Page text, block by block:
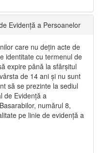
Evidență a Persoanelor
care nu dețin acte de
identitate cu termenul de
expire până la sfârșitul
de 14 ani și nu sunt
să se prezinte la sediul
de Evidență a
numărul 8,
pe linie de evidență a